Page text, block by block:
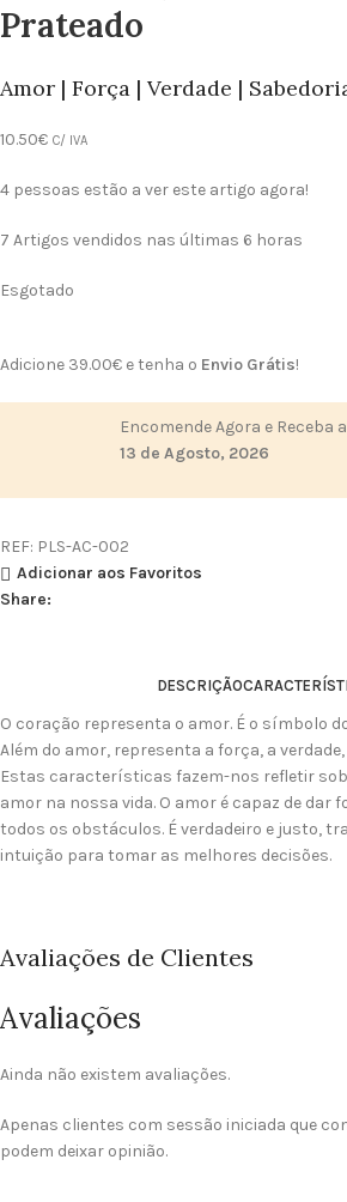
Prateado
Amor | Força | Verdade |
10.50€ C/ IVA
4 pessoas estão a ver este artigo agora!
7 Artigos vendidos nas últimas 6 horas
Esgotado
Adicione 39.00€ e tenha o Envio Grátis!
Encomende Agora e Receba
13 de Agosto, 2026
REF: PLS-AC-002
Adicionar aos Favoritos
Share:
DESCRIÇÃO
O coração representa o amor. É o símbolo
Além do amor, representa a força, a
Estas características fazem-nos refletir
amor na nossa vida. O amor é capaz de dar
todos os obstáculos. É verdadeiro e justo,
intuição para tomar as melhores decisões.
Avaliações de Clientes
Avaliações
Ainda não existem avaliações.
Apenas clientes com sessão iniciada que
podem deixar opinião.